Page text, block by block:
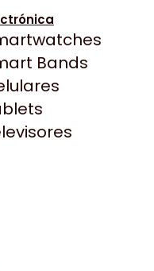
Bands